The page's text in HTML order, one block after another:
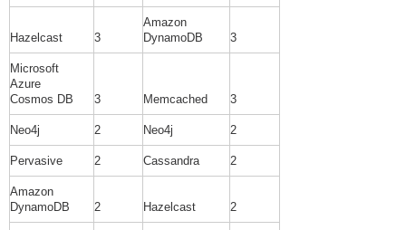
Hazelcast 3
Amazon
DynamoDB
3
Microsoft
Azure
Cosmos DB
3 Memcached 3
Neo4j 2 Neo4j 2
Pervasive 2 Cassandra 2
Amazon
DynamoDB
2 Hazelcast 2